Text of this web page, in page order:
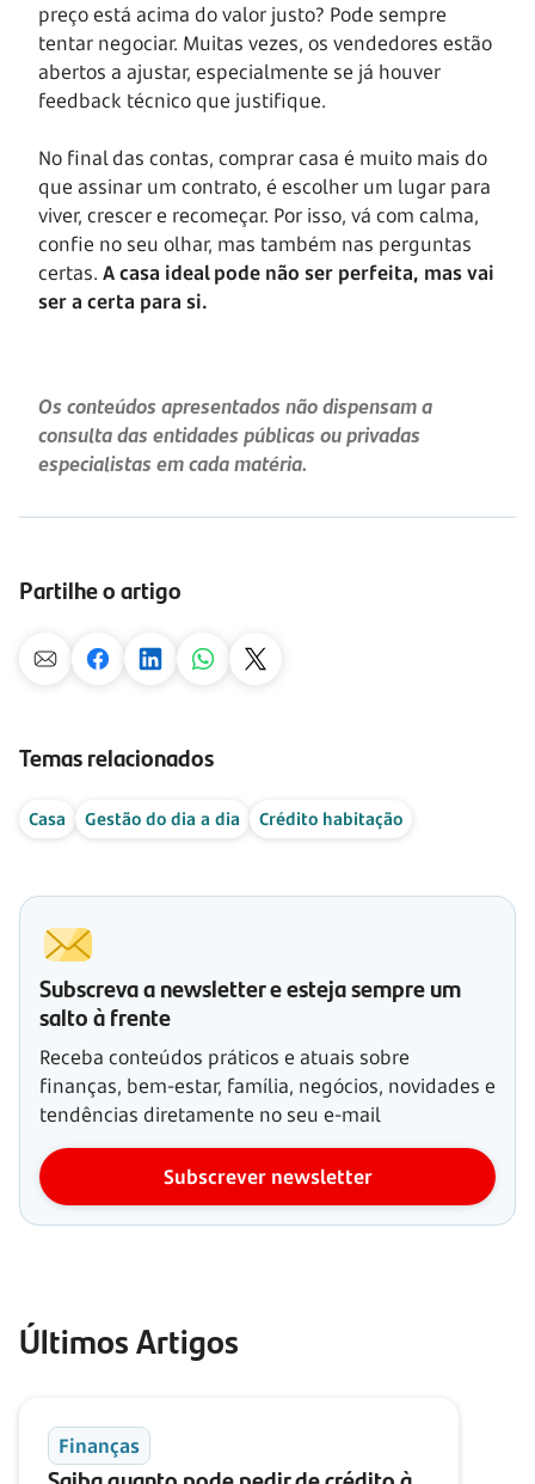
preço está acima do valor justo? Pode sempre
tentar negociar. Muitas vezes, os vendedores estão
abertos a ajustar, especialmente se já houver
feedback técnico que justifique.
No final das contas, comprar casa é muito mais do
que assinar um contrato, é escolher um lugar para
viver, crescer e recomeçar. Por isso, vá com calma,
confie no seu olhar, mas também nas perguntas
certas. A casa ideal pode não ser perfeita, mas vai
ser a certa para si.
Os conteúdos apresentados não dispensam a
consulta das entidades públicas ou privadas
especialistas em cada matéria.
Partilhe o artigo
Temas relacionados
Casa Gestão do dia a dia Crédito habitação
Subscreva a newsletter e esteja sempre um
salto à frente
Receba conteúdos práticos e atuais sobre
finanças, bem-estar, família, negócios, novidades e
tendências diretamente no seu e-mail
Subscrever newsletter
Últimos Artigos
Finanças